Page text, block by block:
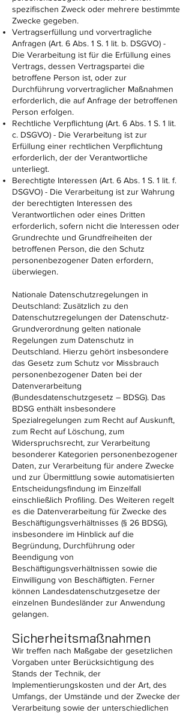
spezifischen Zweck oder mehrere bestimmte
Zwecke gegeben.
Vertragserfüllung und vorvertragliche
Anfragen (Art. 6 Abs. 1 S. 1 lit. b. DSGVO) -
Die Verarbeitung ist für die Erfüllung eines
Vertrags, dessen Vertragspartei die
betroffene Person ist, oder zur
Durchführung vorvertraglicher Maßnahmen
erforderlich, die auf Anfrage der betroffenen
Person erfolgen.
Rechtliche Verpflichtung (Art. 6 Abs. 1 S. 1 lit.
c. DSGVO) - Die Verarbeitung ist zur
Erfüllung einer rechtlichen Verpflichtung
erforderlich, der der Verantwortliche
unterliegt.
Berechtigte Interessen (Art. 6 Abs. 1 S. 1 lit. f.
DSGVO) - Die Verarbeitung ist zur Wahrung
der berechtigten Interessen des
Verantwortlichen oder eines Dritten
erforderlich, sofern nicht die Interessen oder
Grundrechte und Grundfreiheiten der
betroffenen Person, die den Schutz
personenbezogener Daten erfordern,
überwiegen.
Nationale Datenschutzregelungen in
Deutschland: Zusätzlich zu den
Datenschutzregelungen der Datenschutz-
Grundverordnung gelten nationale
Regelungen zum Datenschutz in
Deutschland. Hierzu gehört insbesondere
das Gesetz zum Schutz vor Missbrauch
personenbezogener Daten bei der
Datenverarbeitung
(Bundesdatenschutzgesetz – BDSG). Das
BDSG enthält insbesondere
Spezialregelungen zum Recht auf Auskunft,
zum Recht auf Löschung, zum
Widerspruchsrecht, zur Verarbeitung
besonderer Kategorien personenbezogener
Daten, zur Verarbeitung für andere Zwecke
und zur Übermittlung sowie automatisierten
Entscheidungsfindung im Einzelfall
einschließlich Profiling. Des Weiteren regelt
es die Datenverarbeitung für Zwecke des
Beschäftigungsverhältnisses (§ 26 BDSG),
insbesondere im Hinblick auf die
Begründung, Durchführung oder
Beendigung von
Beschäftigungsverhältnissen sowie die
Einwilligung von Beschäftigten. Ferner
können Landesdatenschutzgesetze der
einzelnen Bundesländer zur Anwendung
gelangen.
Sicherheitsmaßnahmen
Wir treffen nach Maßgabe der gesetzlichen
Vorgaben unter Berücksichtigung des
Stands der Technik, der
Implementierungskosten und der Art, des
Umfangs, der Umstände und der Zwecke der
Verarbeitung sowie der unterschiedlichen